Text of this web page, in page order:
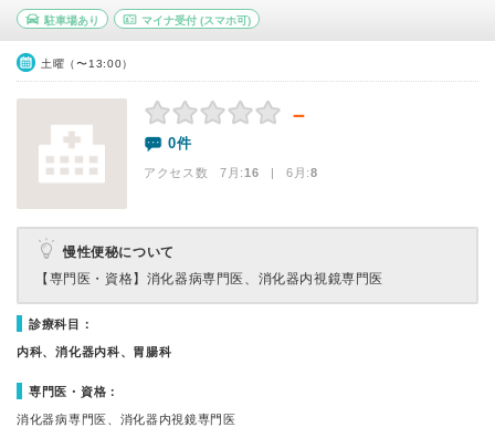
駐車場あり マイナ受付(スマホ可)
土曜（〜13:00）
－
0件
アクセス数 7月:16 | 6月:8
慢性便秘について
【専門医・資格】 消化器病専門医、消化器内視鏡専門医
診療科目：
内科、消化器内科、胃腸科
専門医・資格：
消化器病専門医、消化器内視鏡専門医